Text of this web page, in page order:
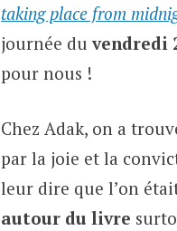
taking place from
journée duvendredi
pour nous !
Chez Adak, on a
par la joie et la
leur dire que l’on
autour du livre